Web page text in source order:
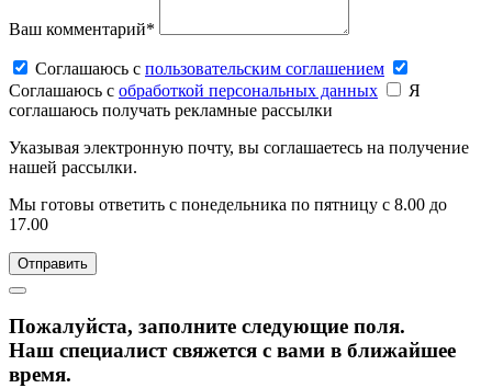
Ваш комментарий*
Соглашаюсь c пользовательским соглашением
Соглашаюсь c обработкой персональных данных
Я
соглашаюсь получать рекламные рассылки
Указывая электронную почту, вы соглашаетесь на получение
нашей рассылки.
Мы готовы ответить с понедельника по пятницу с 8.00 до
17.00
Пожалуйста, заполните следующие поля.
Наш специалист свяжется с вами в ближайшее
время.